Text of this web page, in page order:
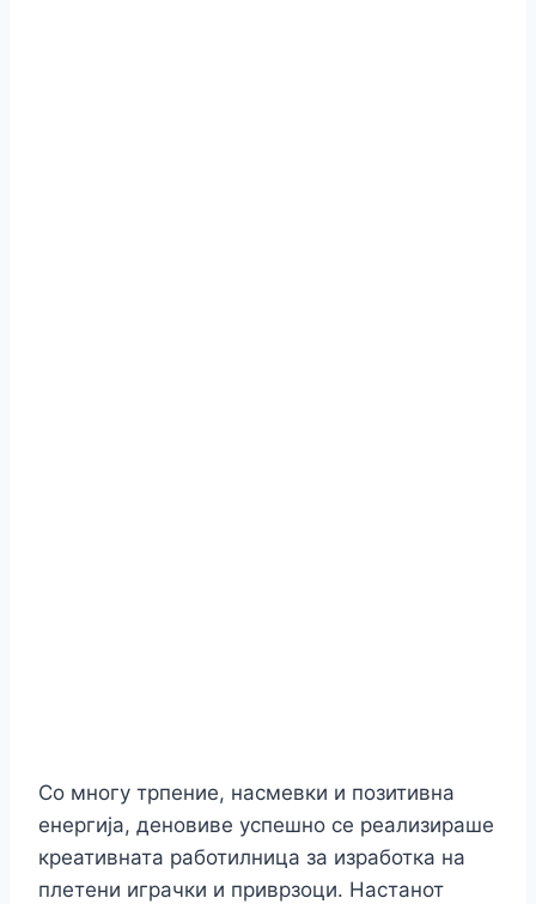
Со многу трпение, насмевки и позитивна
енергија, деновиве успешно се реализираше
креативната работилница за изработка на
плетени играчки и приврзоци. Настанот